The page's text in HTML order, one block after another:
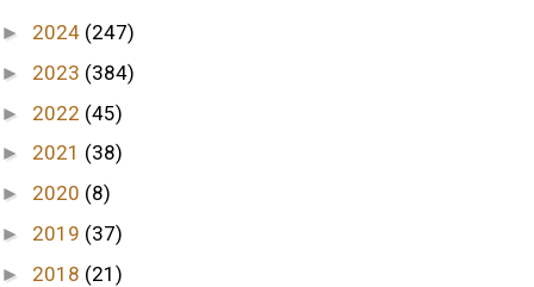
► 2024 (247)
► 2023 (384)
► 2022 (45)
► 2021 (38)
► 2020 (8)
► 2019 (37)
► 2018 (21)